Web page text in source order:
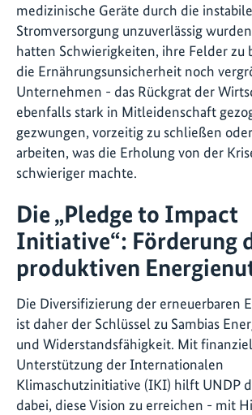
medizinische Geräte durch die instabile
Stromversorgung unzuverlässig
hatten Schwierigkeiten, ihre Felder zu
die Ernährungsunsicherheit noch
Unternehmen - das Rückgrat der
ebenfalls stark in Mitleidenschaft
gezwungen, vorzeitig zu schließen
arbeiten, was die Erholung von der
schwieriger machte.
Die „Pledge to Impact
Initiative“: Förderung
produktiven
Die Diversifizierung der erneuerbaren
ist daher der Schlüssel zu Sambias
und Widerstandsfähigkeit. Mit
Unterstützung der Internationalen
Klimaschutzinitiative (IKI) hilft UNDP
dabei, diese Vision zu erreichen - mit